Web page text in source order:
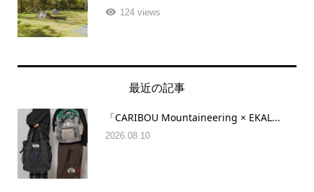
ールド」がオープン！涼...
「CARIBOU Mountaineering × EKAL...